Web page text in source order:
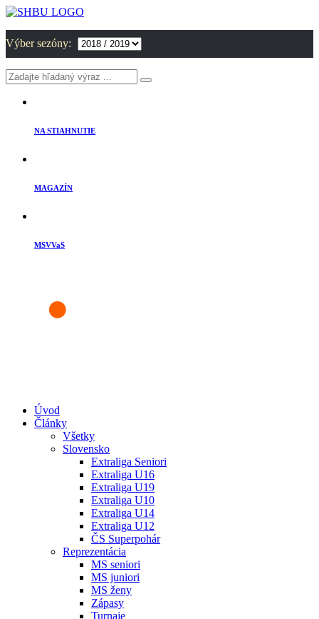
Výber sezóny:
NA STIAHNUTIE
MAGAZÍN
MSVVaS
Úvod
Články
Všetky
Slovensko
Extraliga Seniori
Extraliga U16
Extraliga U19
Extraliga U10
Extraliga U14
Extraliga U12
ČS Superpohár
Reprezentácia
MS seniori
MS juniori
MS ženy
Zápasy
Turnaje